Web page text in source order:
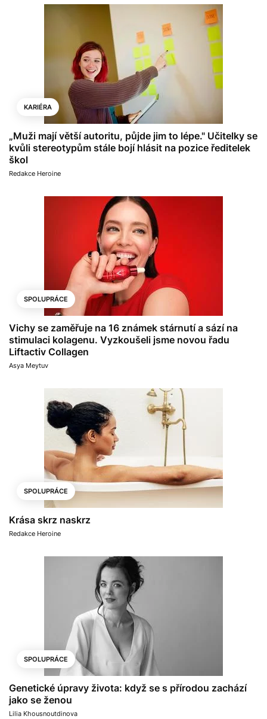
KARIÉRA
„Muži mají větší autoritu, půjde jim to lépe." Učitelky se
kvůli stereotypům stále bojí hlásit na pozice ředitelek
škol
Redakce Heroine
SPOLUPRÁCE
Vichy se zaměřuje na 16 známek stárnutí a sází na
stimulaci kolagenu. Vyzkoušeli jsme novou řadu
Liftactiv Collagen
Asya Meytuv
SPOLUPRÁCE
Krása skrz naskrz
Redakce Heroine
SPOLUPRÁCE
Genetické úpravy života: když se s přírodou zachází
jako se ženou
Lilia Khousnoutdinova